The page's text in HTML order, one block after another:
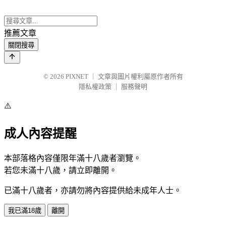
推薦文章
關閉搜尋
© 2026 PIXNET
文章與圖片權利屬原作者所有
隱私權政策
服務聲明
⚠️
成人內容提醒
本部落格內容僅限年滿十八歲者瀏覽。
若您未滿十八歲，請立即離開。
已滿十八歲者，亦請勿將內容提供給未成年人士。
我已滿18歲 離開